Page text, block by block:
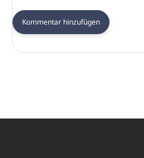
Kommentar hinzufügen
F